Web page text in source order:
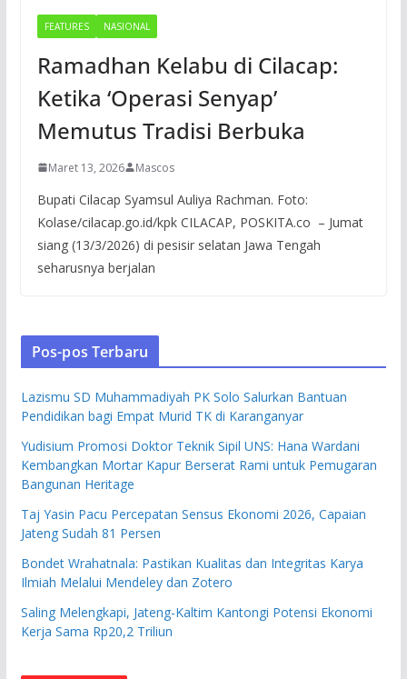
FEATURES NASIONAL
Ramadhan Kelabu di Cilacap:
Ketika ‘Operasi Senyap’
Memutus Tradisi Berbuka
Maret 13, 2026 Mascos
Bupati Cilacap Syamsul Auliya Rachman. Foto:
Kolase/cilacap.go.id/kpk CILACAP, POSKITA.co – Jumat
siang (13/3/2026) di pesisir selatan Jawa Tengah
seharusnya berjalan
Pos-pos Terbaru
Lazismu SD Muhammadiyah PK Solo Salurkan Bantuan
Pendidikan bagi Empat Murid TK di Karanganyar
Yudisium Promosi Doktor Teknik Sipil UNS: Hana Wardani
Kembangkan Mortar Kapur Berserat Rami untuk Pemugaran
Bangunan Heritage
Taj Yasin Pacu Percepatan Sensus Ekonomi 2026, Capaian
Jateng Sudah 81 Persen
Bondet Wrahatnala: Pastikan Kualitas dan Integritas Karya
Ilmiah Melalui Mendeley dan Zotero
Saling Melengkapi, Jateng-Kaltim Kantongi Potensi Ekonomi
Kerja Sama Rp20,2 Triliun